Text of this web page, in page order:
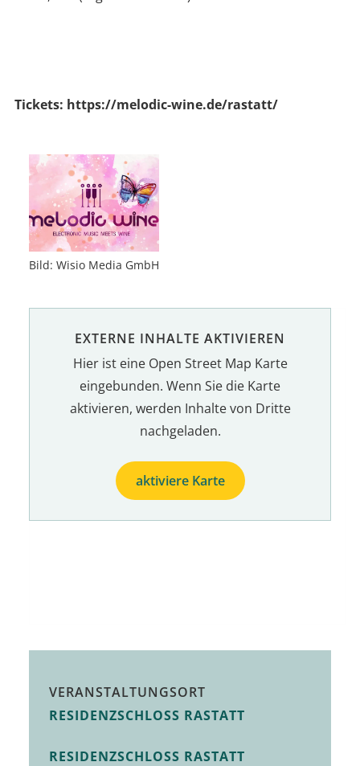
Tickets: https://melodic-wine.de/rastatt/
Bild: Wisio Media GmbH
EXTERNE INHALTE AKTIVIEREN
Hier ist eine Open Street Map Karte
eingebunden. Wenn Sie die Karte
aktivieren, werden Inhalte von Dritte
nachgeladen.
aktiviere Karte
VERANSTALTUNGSORT
RESIDENZSCHLOSS RASTATT
RESIDENZSCHLOSS RASTATT